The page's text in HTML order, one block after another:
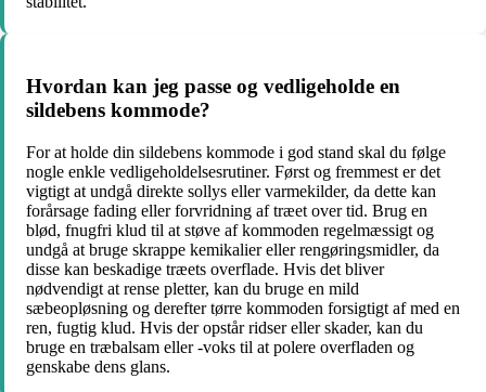
Hvordan kan jeg passe og vedligeholde en
sildebens kommode?
For at holde din sildebens kommode i god stand skal du følge
nogle enkle vedligeholdelsesrutiner. Først og fremmest er det
vigtigt at undgå direkte sollys eller varmekilder, da dette kan
forårsage fading eller forvridning af træet over tid. Brug en
blød, fnugfri klud til at støve af kommoden regelmæssigt og
undgå at bruge skrappe kemikalier eller rengøringsmidler, da
disse kan beskadige træets overflade. Hvis det bliver
nødvendigt at rense pletter, kan du bruge en mild
sæbeopløsning og derefter tørre kommoden forsigtigt af med en
ren, fugtig klud. Hvis der opstår ridser eller skader, kan du
bruge en træbalsam eller -voks til at polere overfladen og
genskabe dens glans.